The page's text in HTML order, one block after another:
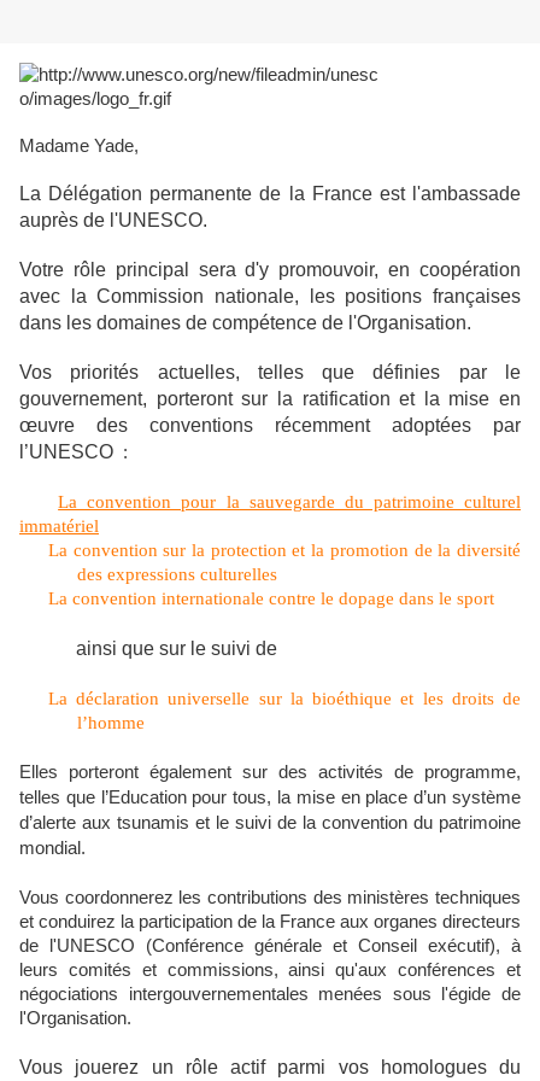
Madame Yade,
La Délégation permanente de la France est l'ambassade
auprès de l'UNESCO.
Votre rôle principal sera d'y promouvoir, en coopération
avec la Commission nationale, les positions françaises
dans les domaines de compétence de l'Organisation.
Vos priorités actuelles, telles que définies par le
gouvernement, porteront sur la ratification et la mise en
œuvre des conventions récemment adoptées par
l’UNESCO :
La convention pour la sauvegarde du patrimoine culturel
immatériel
La convention sur la protection et la promotion de la diversité
des expressions culturelles
La convention internationale contre le dopage dans le sport
ainsi que sur le suivi de
La déclaration universelle sur la bioéthique et les droits de
l’homme
Elles porteront également sur des activités de programme,
telles que l’Education pour tous, la mise en place d’un système
d’alerte aux tsunamis et le suivi de la convention du patrimoine
mondial.
Vous coordonnerez les contributions des ministères techniques
et conduirez la participation de la France aux organes directeurs
de l'UNESCO (Conférence générale et Conseil exécutif), à
leurs comités et commissions, ainsi qu'aux conférences et
négociations intergouvernementales menées sous l'égide de
l'Organisation.
Vous jouerez un rôle actif parmi vos homologues du